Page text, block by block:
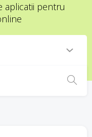
aplicatii pentru